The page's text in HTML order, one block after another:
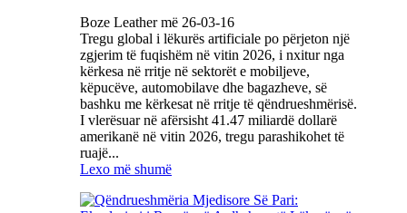
Boze Leather më 26-03-16
Tregu global i lëkurës artificiale po përjeton një
zgjerim të fuqishëm në vitin 2026, i nxitur nga
kërkesa në rritje në sektorët e mobiljeve,
këpucëve, automobilave dhe bagazheve, së
bashku me kërkesat në rritje të qëndrueshmërisë.
I vlerësuar në afërsisht 41.47 miliardë dollarë
amerikanë në vitin 2026, tregu parashikohet të
ruajë...
Lexo më shumë